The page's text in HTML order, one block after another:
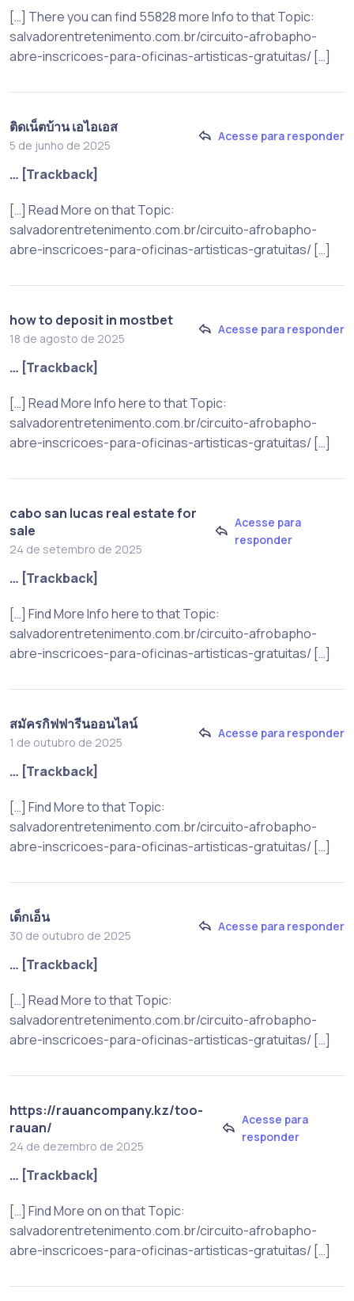
[…] There you can find 55828 more Info to that Topic:
salvadorentretenimento.com.br/circuito-afrobapho-
abre-inscricoes-para-oficinas-artisticas-gratuitas/ […]
ติดเน็ตบ้าน เอไอเอส
5 de junho de 2025
Acesse para responder
… [Trackback]
[…] Read More on that Topic:
salvadorentretenimento.com.br/circuito-afrobapho-
abre-inscricoes-para-oficinas-artisticas-gratuitas/ […]
how to deposit in mostbet
18 de agosto de 2025
Acesse para responder
… [Trackback]
[…] Read More Info here to that Topic:
salvadorentretenimento.com.br/circuito-afrobapho-
abre-inscricoes-para-oficinas-artisticas-gratuitas/ […]
cabo san lucas real estate for
sale
24 de setembro de 2025
Acesse para
responder
… [Trackback]
[…] Find More Info here to that Topic:
salvadorentretenimento.com.br/circuito-afrobapho-
abre-inscricoes-para-oficinas-artisticas-gratuitas/ […]
สมัครกิฟฟารีนออนไลน์
1 de outubro de 2025
Acesse para responder
… [Trackback]
[…] Find More to that Topic:
salvadorentretenimento.com.br/circuito-afrobapho-
abre-inscricoes-para-oficinas-artisticas-gratuitas/ […]
เด็กเอ็น
30 de outubro de 2025
Acesse para responder
… [Trackback]
[…] Read More to that Topic:
salvadorentretenimento.com.br/circuito-afrobapho-
abre-inscricoes-para-oficinas-artisticas-gratuitas/ […]
https://rauancompany.kz/too-
rauan/
24 de dezembro de 2025
Acesse para
responder
… [Trackback]
[…] Find More on on that Topic:
salvadorentretenimento.com.br/circuito-afrobapho-
abre-inscricoes-para-oficinas-artisticas-gratuitas/ […]